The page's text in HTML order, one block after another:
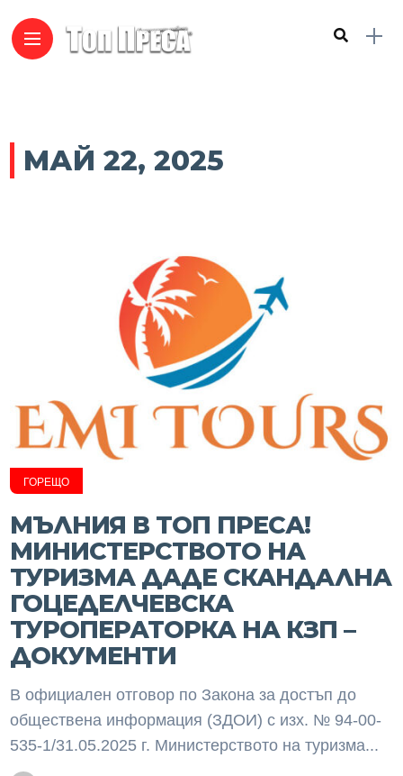
МАЙ 22, 2025
ГОРЕЩО
МЪЛНИЯ В ТОП ПРЕСА!
МИНИСТЕРСТВОТО НА
ТУРИЗМА ДАДЕ СКАНДАЛНА
ГОЦЕДЕЛЧЕВСКА
ТУРОПЕРАТОРКА НА КЗП –
ДОКУМЕНТИ
В официален отговор по Закона за достъп до
обществена информация (ЗДОИ) с изх. № 94-00-
535-1/31.05.2025 г. Министерството на туризма...